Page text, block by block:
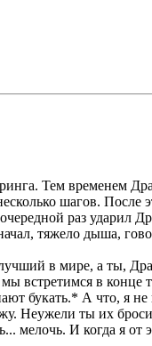
Тем временем
шагов. После
раз ударил
тяжело дыша,
в мире, а ты,
встретимся в
букать.* А что, я
Неужели ты их
мелочь. И когда я от